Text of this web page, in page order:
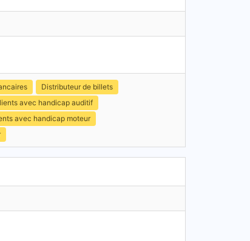
Distributeur de billets
avec handicap auditif
avec handicap moteur